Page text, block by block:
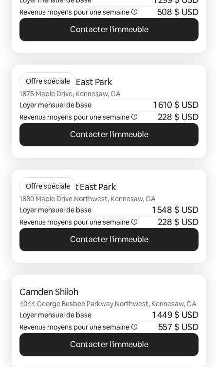
Revenus moyens pour une semaine 508 $ USD
Contacter l'immeuble
Offre spéciale
The Ashton at East Park
1875 Maple Drive, Kennesaw, GA
Loyer mensuel de base
1 610 $ USD
Revenus moyens pour une semaine 228 $ USD
Contacter l'immeuble
Offre spéciale
The Delaney at East Park
1880 Maple Drive Northwest, Kennesaw, GA
Loyer mensuel de base
1 548 $ USD
Revenus moyens pour une semaine 228 $ USD
Contacter l'immeuble
Camden Shiloh
4044 George Busbee Parkway Northwest, Kennesaw, GA
Loyer mensuel de base
1 449 $ USD
Revenus moyens pour une semaine 557 $ USD
Contacter l'immeuble